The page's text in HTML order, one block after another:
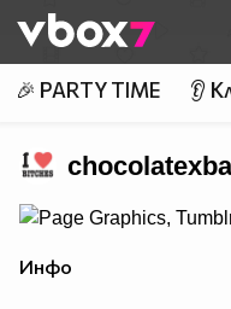
👾
🎉 PARTY TIME 👂
Инфо